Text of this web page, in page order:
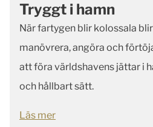
Tryggt i hamn
När fartygen blir kolossala
manövrera, angöra och
att föra världshavens jättar i
och hållbart sätt.
Läs mer